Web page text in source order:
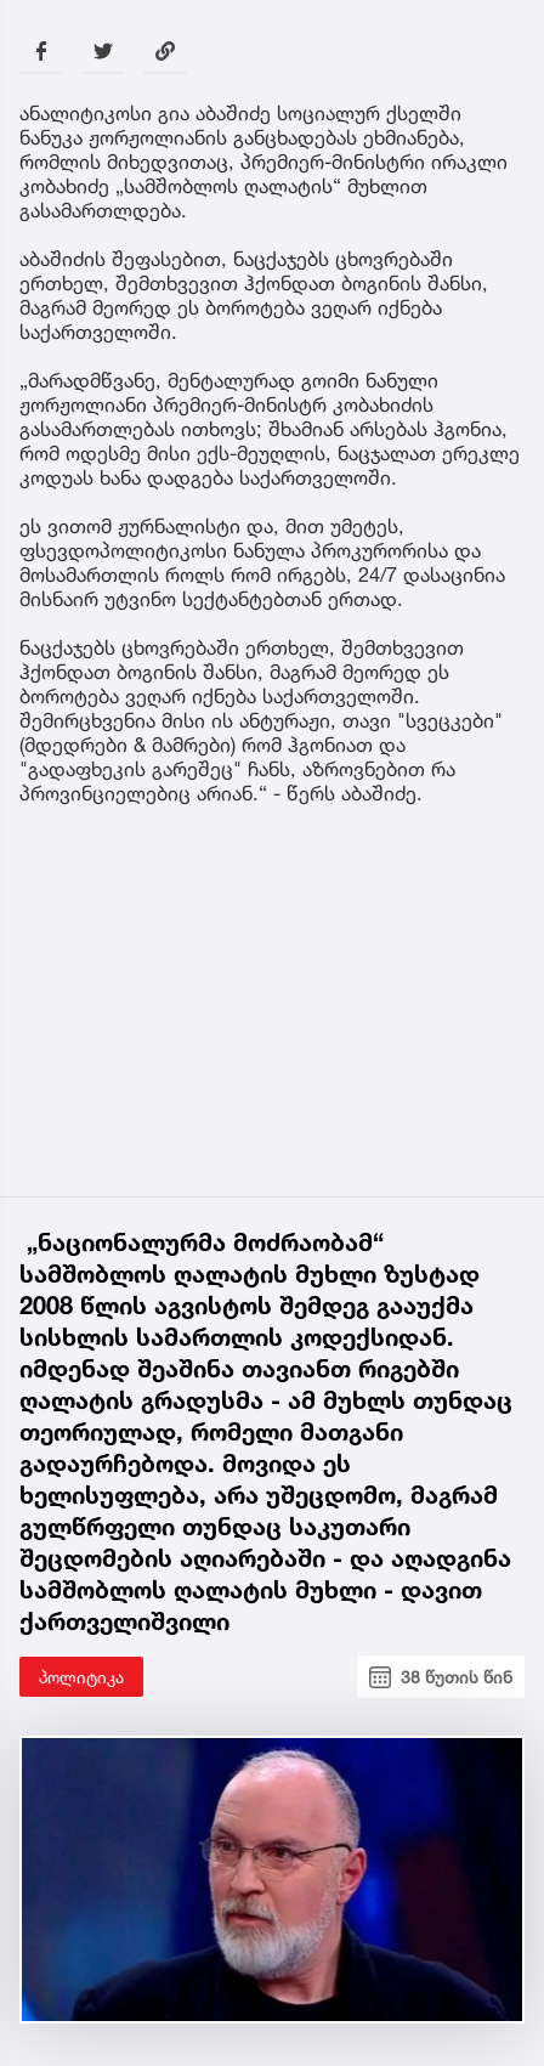
ანალიტიკოსი გია აბაშიძე სოციალურ ქსელში
ნანუკა ჟორჟოლიანის განცხადებას ეხმიანება,
რომლის მიხედვითაც, პრემიერ-მინისტრი ირაკლი
კობახიძე „სამშობლოს ღალატის“ მუხლით
გასამართლდება.
აბაშიძის შეფასებით, ნაცქაჯებს ცხოვრებაში
ერთხელ, შემთხვევით ჰქონდათ ბოგინის შანსი,
მაგრამ მეორედ ეს ბოროტება ვეღარ იქნება
საქართველოში.
„მარადმწვანე, მენტალურად გოიმი ნანული
ჟორჟოლიანი პრემიერ-მინისტრ კობახიძის
გასამართლებას ითხოვს; შხამიან არსებას ჰგონია,
რომ ოდესმე მისი ექს-მეუღლის, ნაცჯალათ ერეკლე
კოდუას ხანა დადგება საქართველოში.
ეს ვითომ ჟურნალისტი და, მით უმეტეს,
ფსევდოპოლიტიკოსი ნანულა პროკურორისა და
მოსამართლის როლს რომ ირგებს, 24/7 დასაცინია
მისნაირ უტვინო სექტანტებთან ერთად.
ნაცქაჯებს ცხოვრებაში ერთხელ, შემთხვევით
ჰქონდათ ბოგინის შანსი, მაგრამ მეორედ ეს
ბოროტება ვეღარ იქნება საქართველოში.
შემირცხვენია მისი ის ანტურაჟი, თავი "სვეცკები"
(მდედრები & მამრები) რომ ჰგონიათ და
"გადაფხეკის გარეშეც" ჩანს, აზროვნებით რა
პროვინციელებიც არიან.“ - წერს აბაშიძე.
„ნაციონალურმა მოძრაობამ“
სამშობლოს ღალატის მუხლი ზუსტად
2008 წლის აგვისტოს შემდეგ გააუქმა
სისხლის სამართლის კოდექსიდან.
იმდენად შეაშინა თავიანთ რიგებში
ღალატის გრადუსმა - ამ მუხლს თუნდაც
თეორიულად, რომელი მათგანი
გადაურჩებოდა. მოვიდა ეს
ხელისუფლება, არა უშეცდომო, მაგრამ
გულწრფელი თუნდაც საკუთარი
შეცდომების აღიარებაში - და აღადგინა
სამშობლოს ღალატის მუხლი - დავით
ქართველიშვილი
პოლიტიკა 38 წუთის წინ